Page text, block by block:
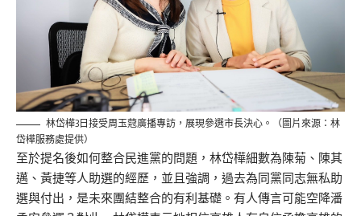
林岱樺3日接受周玉蒄廣播專訪，展現參選市長決心。（圖片來源：林
岱樺服務處提供）
至於提名後如何整合民進黨的問題，林岱樺細數為陳菊、陳其
邁、黃捷等人助選的經歷，並且強調，過去為同黨同志無私助
選與付出，是未來團結整合的有利基礎。有人傳言可能空降潘